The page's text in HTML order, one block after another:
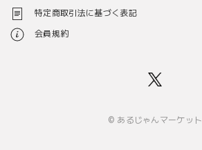
特定商取引法に基づく表記
会員規約
© あるじゃんマーケット